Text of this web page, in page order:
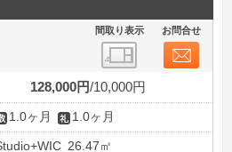
間取り表示 お問合せ
128,000円 10,000円
1.0ヶ月 1.0ヶ月
26.47㎡